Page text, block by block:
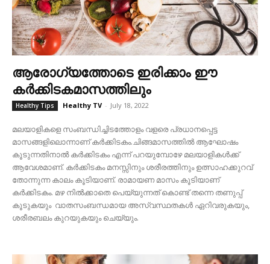
ആരോഗ്യത്തോടെ ഇരിക്കാം ഈ
കർക്കിടകമാസത്തിലും
Healthy Tips Healthy TV - July 18, 2022
മലയാളികളെ സംബന്ധിച്ചിടത്തോളം വളരെ പ്രധാനപ്പെട്ട
മാസങ്ങളിലൊന്നാണ് കർക്കിടകം.ചിങ്ങമാസത്തിൽ ആഘോഷം
കൂടുന്നതിനാൽ കർക്കിടകം എന്ന് പറയുമ്പോഴേ മലയാളികൾക്ക്
ആവേശമാണ്. കർക്കിടകം മനസ്സിനും ശരീരത്തിനും ഉത്സാഹക്കുറവ്
തോന്നുന്ന കാലം കൂടിയാണ്. രാമായണ മാസം കൂടിയാണ്
കർക്കിടകം. മഴ നിൽക്കാതെ പെയ്യുന്നത് കൊണ്ട് തന്നെ തണുപ്പ്
കൂടുകയും വാതസംബന്ധമായ അസ്വസ്ഥതകൾ ഏറിവരുകയും,
ശരീരബലം കുറയുകയും ചെയ്യും.